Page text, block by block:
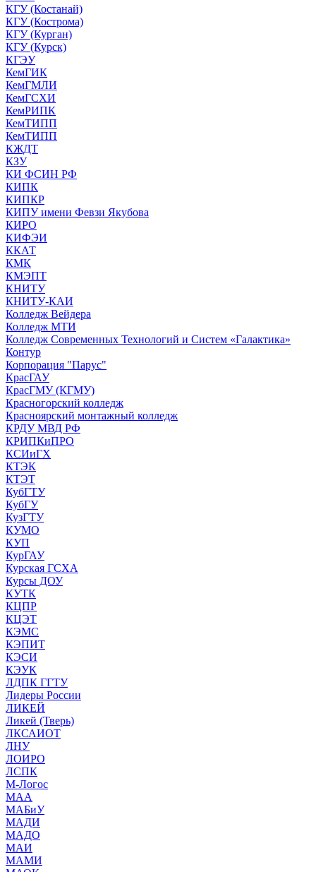
КГУ (Костанай)
КГУ (Кострома)
КГУ (Курган)
КГУ (Курск)
КГЭУ
КемГИК
КемГМЛИ
КемГСХИ
КемРИПК
КемТИПП
КемТИПП
КЖДТ
КЗУ
КИ ФСИН РФ
КИПК
КИПКР
КИПУ имени Февзи Якубова
КИРО
КИФЭИ
ККАТ
КМК
КМЭПТ
КНИТУ
КНИТУ-КАИ
Колледж Вейдера
Колледж МТИ
Колледж Современных Технологий и Систем «Галактика»
Контур
Корпорация "Парус"
КрасГАУ
КрасГМУ (КГМУ)
Красногорский колледж
Красноярский монтажный колледж
КРДУ МВД РФ
КРИПКиПРО
КСИиГХ
КТЭК
КТЭТ
КубГТУ
КубГУ
КузГТУ
КУМО
КУП
КурГАУ
Курская ГСХА
Курсы ДОУ
КУТК
КЦПР
КЦЭТ
КЭМС
КЭПИТ
КЭСИ
КЭУК
ЛДПК ГГТУ
Лидеры России
ЛИКЕЙ
Ликей (Тверь)
ЛКСАИОТ
ЛНУ
ЛОИРО
ЛСПК
М-Логос
МАА
МАБиУ
МАДИ
МАДО
МАИ
МАМИ